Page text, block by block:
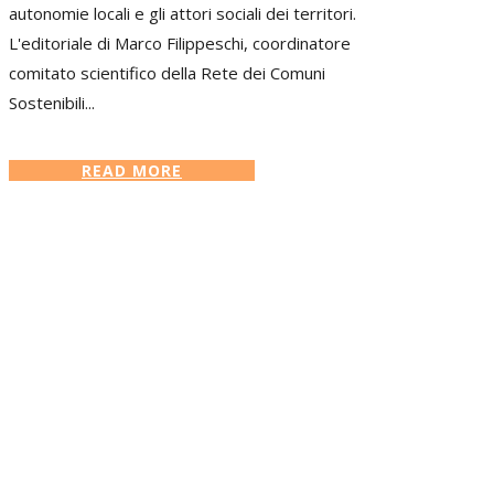
autonomie locali e gli attori sociali dei territori.
L'editoriale di Marco Filippeschi, coordinatore
comitato scientifico della Rete dei Comuni
Sostenibili...
READ MORE